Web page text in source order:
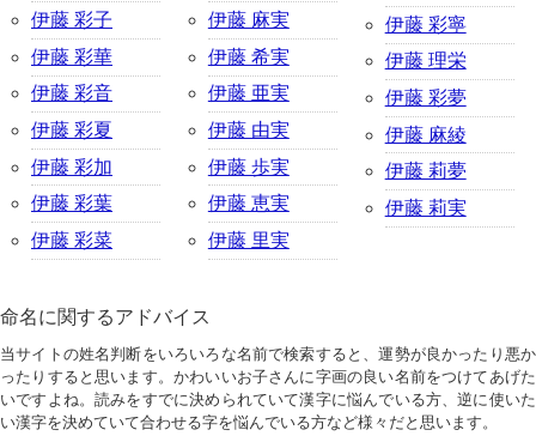
伊藤 彩子
伊藤 彩華
伊藤 彩音
伊藤 彩夏
伊藤 彩加
伊藤 彩葉
伊藤 彩菜
伊藤 麻実
伊藤 希実
伊藤 亜実
伊藤 由実
伊藤 歩実
伊藤 恵実
伊藤 里実
伊藤 彩寧
伊藤 理栄
伊藤 彩夢
伊藤 麻綾
伊藤 莉夢
伊藤 莉実
命名に関するアドバイス
当サイトの姓名判断をいろいろな名前で検索すると、運勢が良かったり悪か
ったりすると思います。かわいいお子さんに字画の良い名前をつけてあげた
いですよね。読みをすでに決められていて漢字に悩んでいる方、逆に使いた
い漢字を決めていて合わせる字を悩んでいる方など様々だと思います。